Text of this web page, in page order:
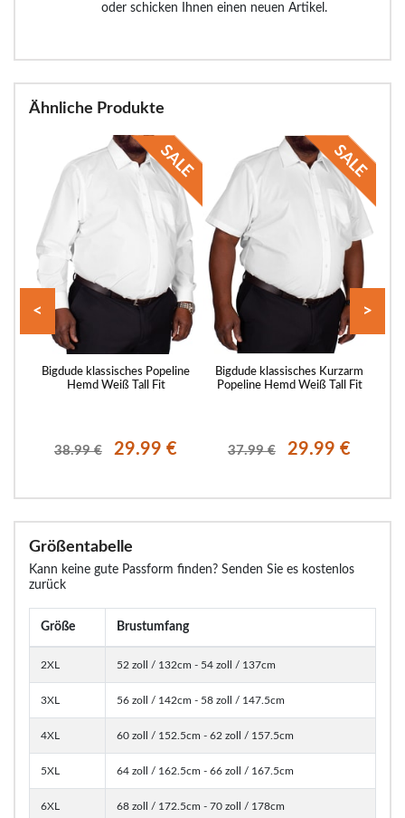
oder schicken Ihnen einen neuen Artikel.
Ähnliche Produkte
Bigdude klassisches Popeline
Hemd Weiß Tall Fit
38.99 € 29.99 €
Bigdude klassisches Kurzarm
Popeline Hemd Weiß Tall Fit
37.99 € 29.99 €
< >
Größentabelle
Kann keine gute Passform finden? Senden Sie es kostenlos
zurück
Größe Brustumfang
2XL 52 zoll / 132cm - 54 zoll / 137cm
3XL 56 zoll / 142cm - 58 zoll / 147.5cm
4XL 60 zoll / 152.5cm - 62 zoll / 157.5cm
5XL 64 zoll / 162.5cm - 66 zoll / 167.5cm
6XL 68 zoll / 172.5cm - 70 zoll / 178cm